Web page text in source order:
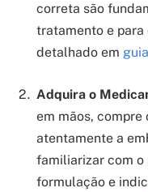
correta são
tratamento e
detalhado em
Adquira o
em mãos, compre
atentamente a
familiarizar com o
formulação e